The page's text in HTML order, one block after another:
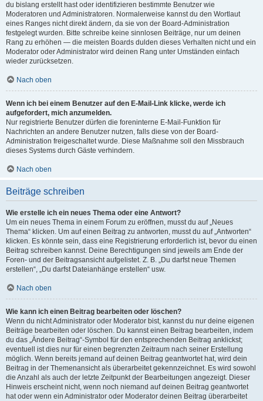
du bislang erstellt hast oder identifizieren bestimmte Benutzer wie
Moderatoren und Administratoren. Normalerweise kannst du den Wortlaut
eines Ranges nicht direkt ändern, da sie von der Board-Administration
festgelegt wurden. Bitte schreibe keine sinnlosen Beiträge, nur um deinen
Rang zu erhöhen — die meisten Boards dulden dieses Verhalten nicht und ein
Moderator oder Administrator wird deinen Rang unter Umständen einfach
wieder zurücksetzen.
Nach oben
Wenn ich bei einem Benutzer auf den E-Mail-Link klicke, werde ich
aufgefordert, mich anzumelden.
Nur registrierte Benutzer dürfen die foreninterne E-Mail-Funktion für
Nachrichten an andere Benutzer nutzen, falls diese von der Board-
Administration freigeschaltet wurde. Diese Maßnahme soll den Missbrauch
dieses Systems durch Gäste verhindern.
Nach oben
Beiträge schreiben
Wie erstelle ich ein neues Thema oder eine Antwort?
Um ein neues Thema in einem Forum zu eröffnen, musst du auf „Neues
Thema“ klicken. Um auf einen Beitrag zu antworten, musst du auf „Antworten“
klicken. Es könnte sein, dass eine Registrierung erforderlich ist, bevor du einen
Beitrag schreiben kannst. Deine Berechtigungen sind jeweils am Ende der
Foren- und der Beitragsansicht aufgelistet. Z. B. „Du darfst neue Themen
erstellen“, „Du darfst Dateianhänge erstellen“ usw.
Nach oben
Wie kann ich einen Beitrag bearbeiten oder löschen?
Wenn du nicht Administrator oder Moderator bist, kannst du nur deine eigenen
Beiträge bearbeiten oder löschen. Du kannst einen Beitrag bearbeiten, indem
du das „Ändere Beitrag“-Symbol für den entsprechenden Beitrag anklickst;
eventuell ist dies nur für einen begrenzten Zeitraum nach seiner Erstellung
möglich. Wenn bereits jemand auf deinen Beitrag geantwortet hat, wird dein
Beitrag in der Themenansicht als überarbeitet gekennzeichnet. Es wird sowohl
die Anzahl als auch der letzte Zeitpunkt der Bearbeitungen angezeigt. Dieser
Hinweis erscheint nicht, wenn noch niemand auf deinen Beitrag geantwortet
hat oder wenn ein Administrator oder Moderator deinen Beitrag überarbeitet